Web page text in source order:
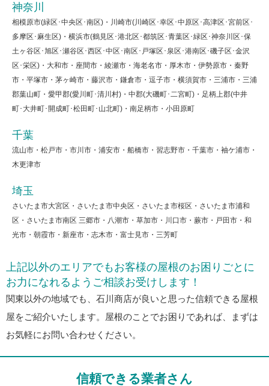
神奈川
相模原市(緑区･中央区･南区)・川崎市(川崎区･幸区･中原区･高津区･宮前区･
多摩区･麻生区)・横浜市(鶴見区･港北区･都筑区･青葉区･緑区･神奈川区･保
土ヶ谷区･旭区･瀬谷区･西区･中区･南区･戸塚区･泉区･港南区･磯子区･金沢
区･栄区)・大和市・座間市・綾瀬市・海老名市・厚木市・伊勢原市・秦野
市・平塚市・茅ヶ崎市・藤沢市・鎌倉市・逗子市・横須賀市・三浦市・三浦
郡葉山町・愛甲郡(愛川町･清川村)・中郡(大磯町･二宮町)・足柄上郡(中井
町･大井町･開成町･松田町･山北町)・南足柄市・小田原町
千葉
流山市・松戸市・市川市・浦安市・船橋市・習志野市・千葉市・袖ケ浦市・
木更津市
埼玉
さいたま市大宮区・さいたま市中央区・さいたま市桜区・さいたま市浦和
区・さいたま市南区 三郷市・八潮市・草加市・川口市・蕨市・戸田市・和
光市・朝霞市・新座市・志木市・富士見市・三芳町
上記以外のエリアでもお客様の屋根のお困りごとに
お力になれるようご相談お受けします！
関東以外の地域でも、石川商店が良いと思った信頼できる屋根
屋をご紹介いたします。屋根のことでお困りであれば、まずは
お気軽にお問い合わせください。
信頼できる業者さん